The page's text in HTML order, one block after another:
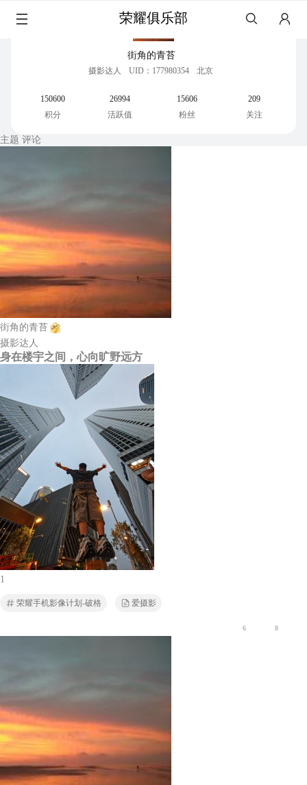
荣耀俱乐部
街角的青苔
摄影达人 UID：177980354 北京
150600
积分
26994
活跃值
15606
粉丝
209
关注
主题 评论
街角的青苔
摄影达人
身在楼宇之间，心向旷野远方
1
荣耀手机影像计划-破格 爱摄影
6 8